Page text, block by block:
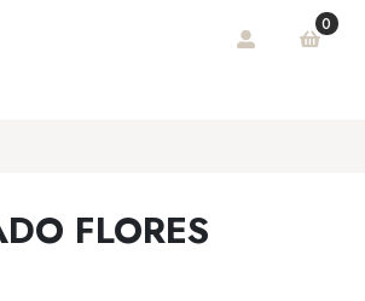
0
FLORES